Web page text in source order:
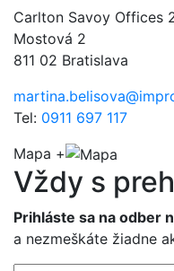
Carlton Savoy Offices
Mostová 2
811 02 Bratislava
Tel: 0911 697 117
Mapa +
Vždy s preh
Prihláste sa na odber
a nezmeškáte žiadne